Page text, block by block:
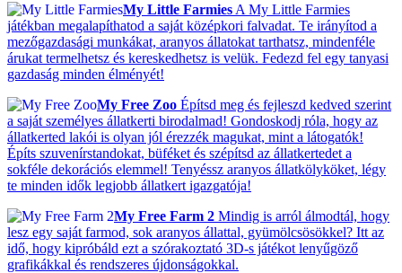
My Little Farmies A My Little Farmies
játékban megalapíthatod a saját középkori falvadat. Te irányítod a
mezőgazdasági munkákat, aranyos állatokat tarthatsz, mindenféle
árukat termelhetsz és kereskedhetsz is velük. Fedezd fel egy tanyasi
gazdaság minden élményét!
My Free Zoo Építsd meg és fejleszd kedved szerint
a saját személyes állatkerti birodalmad! Gondoskodj róla, hogy az
állatkerted lakói is olyan jól érezzék magukat, mint a látogatók!
Építs szuvenírstandokat, büféket és szépítsd az állatkertedet a
sokféle dekorációs elemmel! Tenyéssz aranyos állatkölyköket, légy
te minden idők legjobb állatkert igazgatója!
My Free Farm 2 Mindig is arról álmodtál, hogy
lesz egy saját farmod, sok aranyos állattal, gyümölcsösökkel? Itt az
idő, hogy kipróbáld ezt a szórakoztató 3D-s játékot lenyűgöző
grafikákkal és rendszeres újdonságokkal.